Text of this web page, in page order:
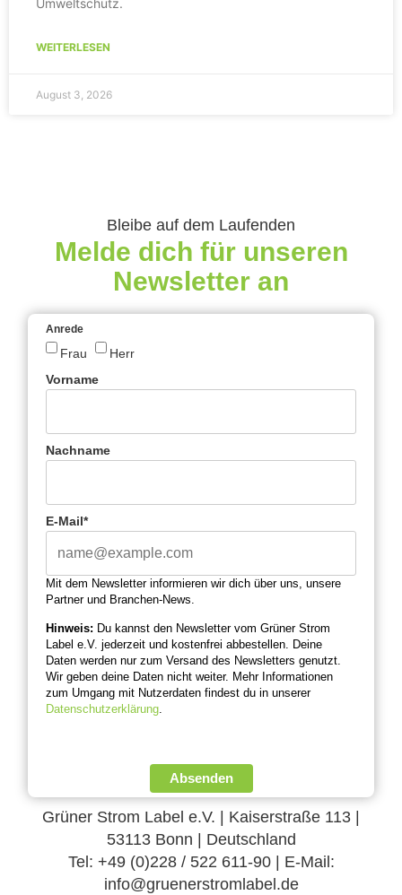
Umweltschutz.
WEITERLESEN
August 3, 2026
Bleibe auf dem Laufenden
Melde dich für unseren
Newsletter an
Anrede
Frau
Herr
Vorname
Nachname
E-Mail*
Mit dem Newsletter informieren wir dich über uns, unsere
Partner und Branchen-News.
Hinweis: Du kannst den Newsletter vom Grüner Strom
Label e.V. jederzeit und kostenfrei abbestellen. Deine
Daten werden nur zum Versand des Newsletters genutzt.
Wir geben deine Daten nicht weiter. Mehr Informationen
zum Umgang mit Nutzerdaten findest du in unserer
Datenschutzerklärung.
Absenden
Grüner Strom Label e.V. | Kaiserstraße 113 |
53113 Bonn | Deutschland
Tel: +49 (0)228 / 522 611-90 | E-Mail:
info@gruenerstromlabel.de